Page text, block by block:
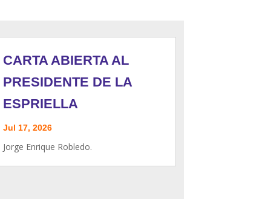
CARTA ABIERTA AL
PRESIDENTE DE LA
ESPRIELLA
Jul 17, 2026
Jorge Enrique Robledo.